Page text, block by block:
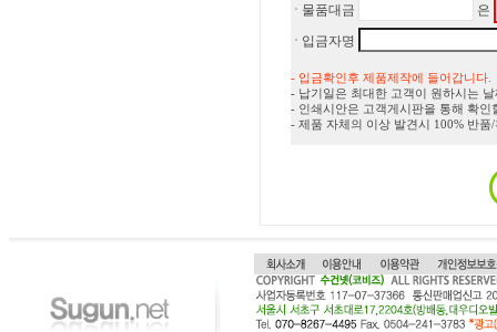
물품대금 은
입금자명
- 입금확인후 제품제작에 들어갑니다.
- 납기일은 최대한 고객이 원하시는
- 인쇄시안은 고객게시판을 통해 확
- 제품 자체의 이상 발견시 100% 반품